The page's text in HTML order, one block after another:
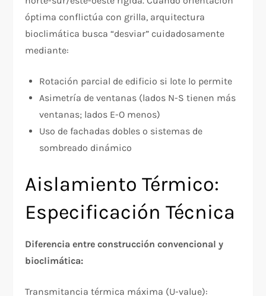
óptima conflictúa con grilla, arquitectura
bioclimática busca “desviar” cuidadosamente
mediante:
Rotación parcial de edificio si lote lo permite
Asimetría de ventanas (lados N-S tienen más
ventanas; lados E-O menos)
Uso de fachadas dobles o sistemas de
sombreado dinámico
Aislamiento Térmico:
Especificación Técnica
Diferencia entre construcción convencional y
bioclimática:
Transmitancia térmica máxima (U-value):